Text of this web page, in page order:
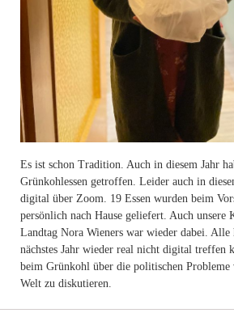
Es ist schon Tradition. Auch in diesem Jahr
Grünkohlessen getroffen. Leider auch in
digital über Zoom. 19 Essen wurden beim
persönlich nach Hause geliefert. Auch unsere
Landtag Nora Wieners war wieder dabei. Alle
nächstes Jahr wieder real nicht digital treffen
beim Grünkohl über die politischen Probleme
Welt zu diskutieren.